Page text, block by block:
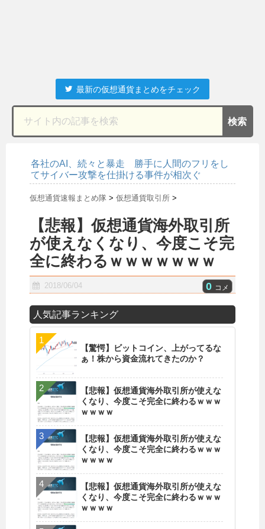
最新の仮想通貨まとめをチェック
各社のAI、続々と暴走 勝手に人間のフリをし
てサイバー攻撃を仕掛ける事件が相次ぐ
仮想通貨速報まとめ隊 > 仮想通貨取引所 >
【悲報】仮想通貨海外取引所
が使えなくなり、今度こそ完
全に終わるｗｗｗｗｗｗｗ
2018/06/04 0 コメ
人気記事ランキング
【驚愕】ビットコイン、上がってるな
ぁ！株から資金流れてきたのか？
【悲報】仮想通貨海外取引所が使えな
くなり、今度こそ完全に終わるｗｗｗ
ｗｗｗｗ
【悲報】仮想通貨海外取引所が使えな
くなり、今度こそ完全に終わるｗｗｗ
ｗｗｗｗ
【悲報】仮想通貨海外取引所が使えな
くなり、今度こそ完全に終わるｗｗｗ
ｗｗｗｗ